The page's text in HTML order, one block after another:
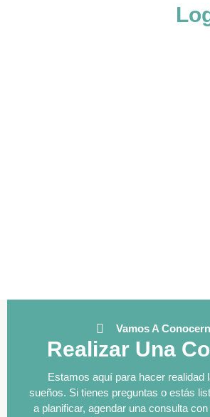
Vamos A
Realizar Una
Estamos aquí para hacer realidad
sueños. Si tienes preguntas o estás
a planificar, agendar una consulta